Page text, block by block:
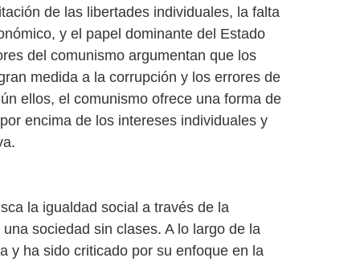
de las libertades individuales, la falta
y el papel dominante del Estado
del comunismo argumentan que los
medida a la corrupción y los errores de
ellos, el comunismo ofrece una forma de
encima de los intereses individuales y
la igualdad social a través de la
sociedad sin clases. A lo largo de la
y ha sido criticado por su enfoque en la